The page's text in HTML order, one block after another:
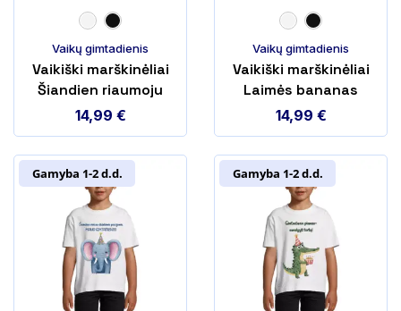
Vaikų gimtadienis
Vaikiški marškinėliai
Šiandien riaumoju
14,99 €
Vaikų gimtadienis
Vaikiški marškinėliai
Laimės bananas
14,99 €
Gamyba 1-2 d.d. Gamyba 1-2 d.d.